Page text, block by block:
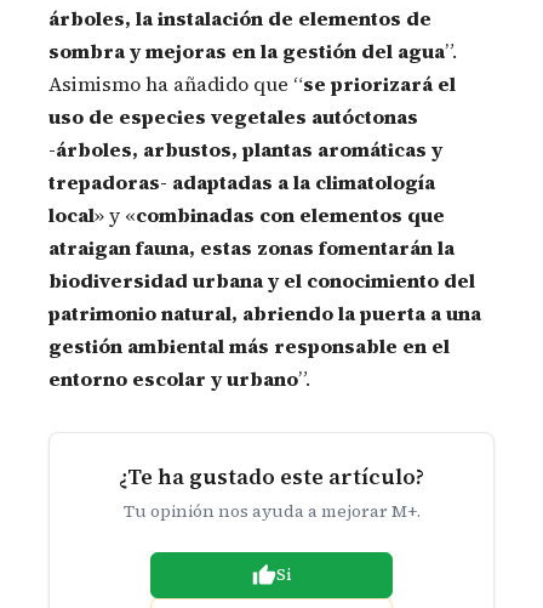
árboles, la instalación de elementos de
sombra y mejoras en la gestión del agua”.
Asimismo ha añadido que “se priorizará el
uso de especies vegetales autóctonas
-árboles, arbustos, plantas aromáticas y
trepadoras- adaptadas a la climatología
local» y «combinadas con elementos que
atraigan fauna, estas zonas fomentarán la
biodiversidad urbana y el conocimiento del
patrimonio natural, abriendo la puerta a una
gestión ambiental más responsable en el
entorno escolar y urbano”.
¿Te ha gustado este artículo?
Tu opinión nos ayuda a mejorar M+.
Si